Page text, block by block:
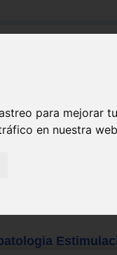
para mejorar
en nuestra